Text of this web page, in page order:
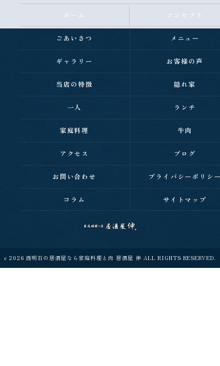
ホーム コンセプト
ごあいさつ メニュー
ギャラリー お客様の声
当店の特徴 隠れ家
一人 ランチ
家庭料理 牛肉
アクセス ブログ
お問い合わせ プライバシーポリシ
コラム サイトマップ
c 2026 西明石の居酒屋なら家庭料理と肉 居酒屋 伸 ALL RIGHTS RESERVED.